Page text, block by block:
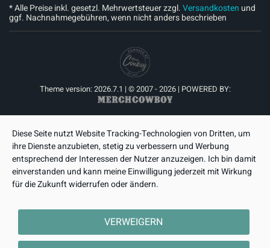
* Alle Preise inkl. gesetzl. Mehrwertsteuer zzgl.Versandkosten und
ggf. Nachnahmegebühren, wenn nicht anders beschrieben
Theme version: 2026.7.1 | © 2007 - 2026 | POWERED BY:
Diese Seite nutzt Website Tracking-Technologien von Dritten, um
ihre Dienste anzubieten, stetig zu verbessern und Werbung
entsprechend der Interessen der Nutzer anzuzeigen. Ich bin damit
einverstanden und kann meine Einwilligung jederzeit mit Wirkung
für die Zukunft widerrufen oder ändern.
VERWEIGERN